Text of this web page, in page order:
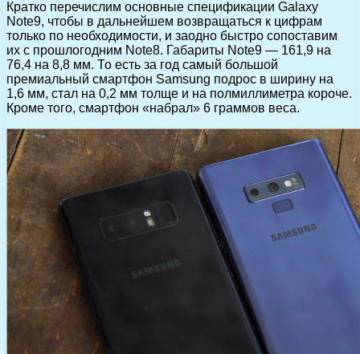
Кратко перечислим основные спецификации Galaxy
Note9, чтобы в дальнейшем возвращаться к цифрам
только по необходимости, и заодно быстро сопоставим
их с прошлогодним Note8. Габариты Note9 — 161,9 на
76,4 на 8,8 мм. То есть за год самый большой
премиальный смартфон Samsung подрос в ширину на
1,6 мм, стал на 0,2 мм толще и на полмиллиметра короче.
Кроме того, смартфон «набрал» 6 граммов веса.